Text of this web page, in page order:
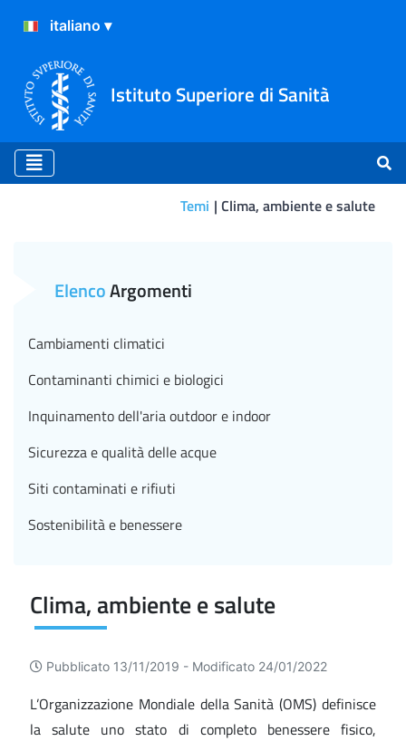
Istituto Superiore di Sanità
Temi Clima, ambiente e salute
Clima, ambiente e salute
Pubblicato 13/11/2019 - Modificato 24/01/2022
L’Organizzazione Mondiale della Sanità (OMS) definisce
la salute uno stato di completo benessere fisico,
ElencoArgomenti
Cambiamenti climatici
Contaminanti chimici e biologici
Inquinamento dell'aria outdoor e indoor
Sicurezza e qualità delle acque
Siti contaminati e rifiuti
Sostenibilità e benessere